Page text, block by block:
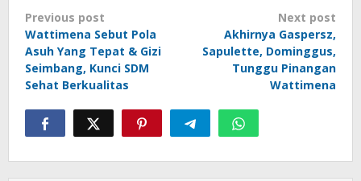
Post
navigation
Previous post
Wattimena Sebut Pola
Asuh Yang Tepat & Gizi
Seimbang, Kunci SDM
Sehat Berkualitas
Next post
Akhirnya Gaspersz,
Sapulette, Dominggus,
Tunggu Pinangan
Wattimena